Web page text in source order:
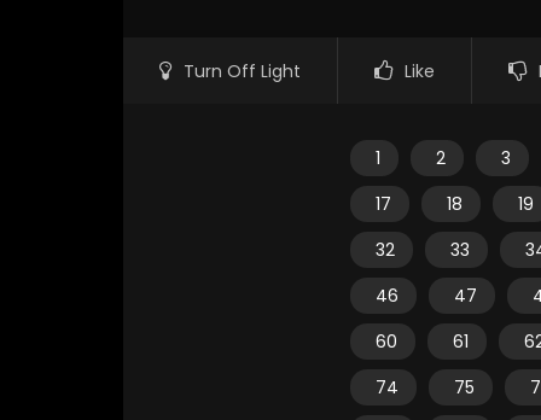
Turn Off Light Like
1 2
3
17
18
19
32
33
46
47
60
61
74
75